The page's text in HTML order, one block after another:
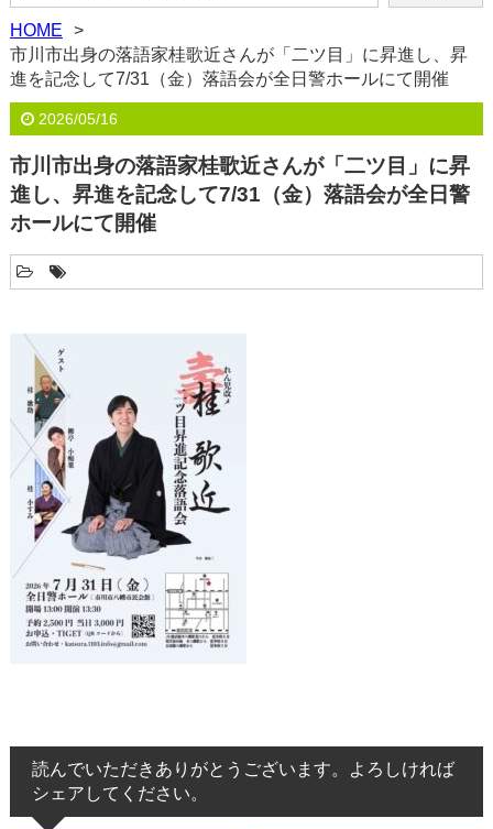
HOME
市川市出身の落語家桂歌近さんが「二ツ目」に昇進し、昇
進を記念して7/31（金）落語会が全日警ホールにて開催
2026/05/16
市川市出身の落語家桂歌近さんが「二ツ目」に昇
進し、昇進を記念して7/31（金）落語会が全日警
ホールにて開催
読んでいただきありがとうございます。よろしければ
シェアしてください。